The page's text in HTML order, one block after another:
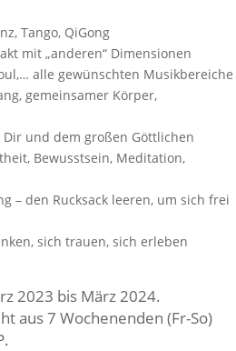
Tango, QiGong
mit „anderen“ Dimensionen
alle gewünschten Musikbereiche
gemeinsamer Körper,
und dem großen Göttlichen
Bewusstsein, Meditation,
– den Rucksack leeren, um sich frei
sich trauen, sich erleben
2023 bis März 2024.
aus 7 Wochenenden (Fr-So)